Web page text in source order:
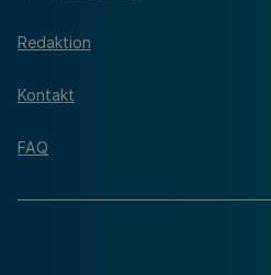
Redaktion
Kontakt
FAQ